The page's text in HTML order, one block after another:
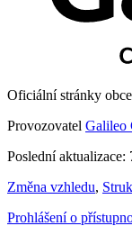
Oficiální stránky
Provozovatel Galileo
Poslední aktualizace:
Změna vzhledu,
Prohlášení o